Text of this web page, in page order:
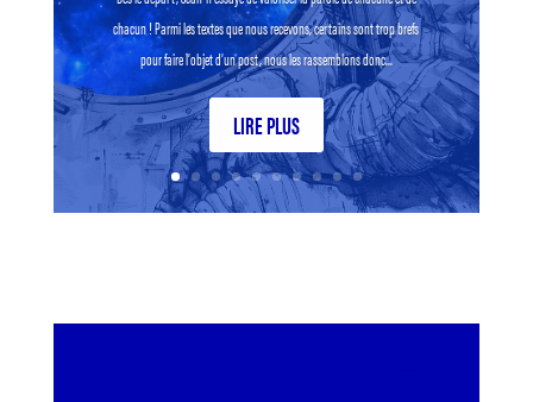
chacun ! Parmi les textes que nous recevons, certains sont trop brefs
pour faire l’objet d’un post, nous les rassemblons donc...
LIRE PLUS